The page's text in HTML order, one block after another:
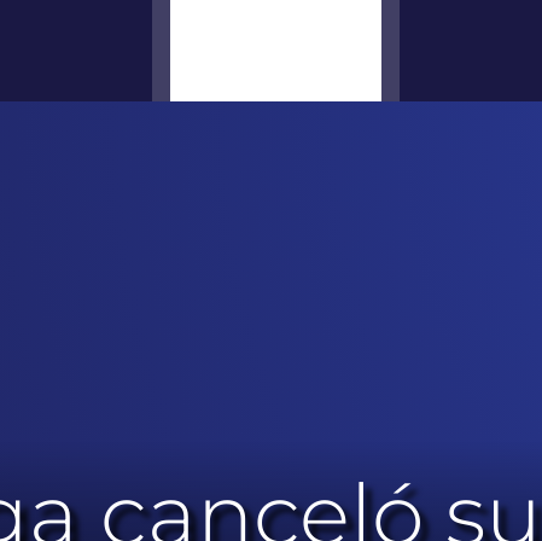
canceló su